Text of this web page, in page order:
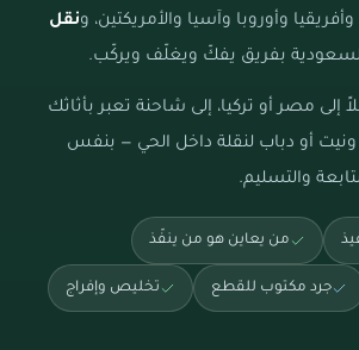
وأوروبا وآسيا والأمريكتين، ونقل
بفريق يفكّ ويغلّف ويركّب.
إلى مصر أو تركيا، إلى شاحنة تعبر بأثاثك
ونيت أو دباب لنقلة داخل الحي — بنفس
والتسليم.
من يعاين هو من ينفّذ
جرد مكتوب للقطع تخليص وإفراج